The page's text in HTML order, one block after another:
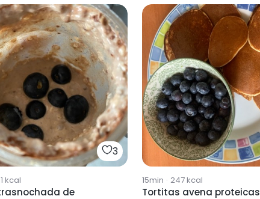
3
kcal
de
15min · 247kcal
Tortitas avena proteicas